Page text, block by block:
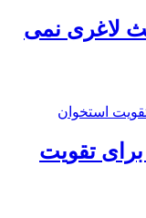
لاغری نمی
برای تقویت